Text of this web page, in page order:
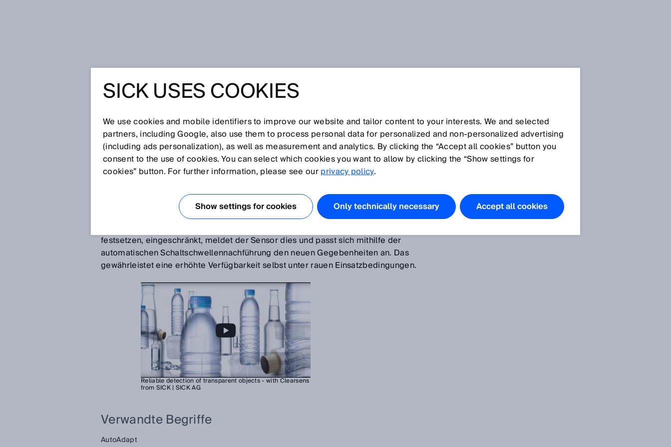
Glossar
[0-9] A B C D E F G H I J K L M N O P Q R S T U V W X Y Z
AUTOMATISCHE
SCHALTSCHWELLENNACHFÜHRUNG
Bei Sensoren, die für dieErkennung transparenter Objekte
konzipiert wurden, sorgt die
automatische Schaltschwellennachführung für die Anpassung an die Sichtverhältnisse.
festsetzen, eingeschränkt, meldet der Sensor dies und passt sich mithilfe der
automatischen Schaltschwellennachführung den neuen Gegebenheiten an. Das
gewährleistet eine erhöhte Verfügbarkeit selbst unter rauen Einsatzbedingungen.
Reliable detection of transparent objects - with Clearsens
from SICK | SICK AG
Verwandte Begriffe
AutoAdapt
SICK USES COOKIES
We use cookies and mobile identifiers to improve our website and tailor content to your interests. We and selected
partners, including Google, also use them to process personal data for personalized and non‑personalized advertising
(including ads personalization), as well as measurement and analytics. By clicking the “Accept all cookies” button you
consent to the use of cookies. You can select which cookies you want to allow by clicking the “Show settings for
cookies” button. For further information, please see ourprivacy policy.
Show settings for cookies Only technically necessary Accept all cookies